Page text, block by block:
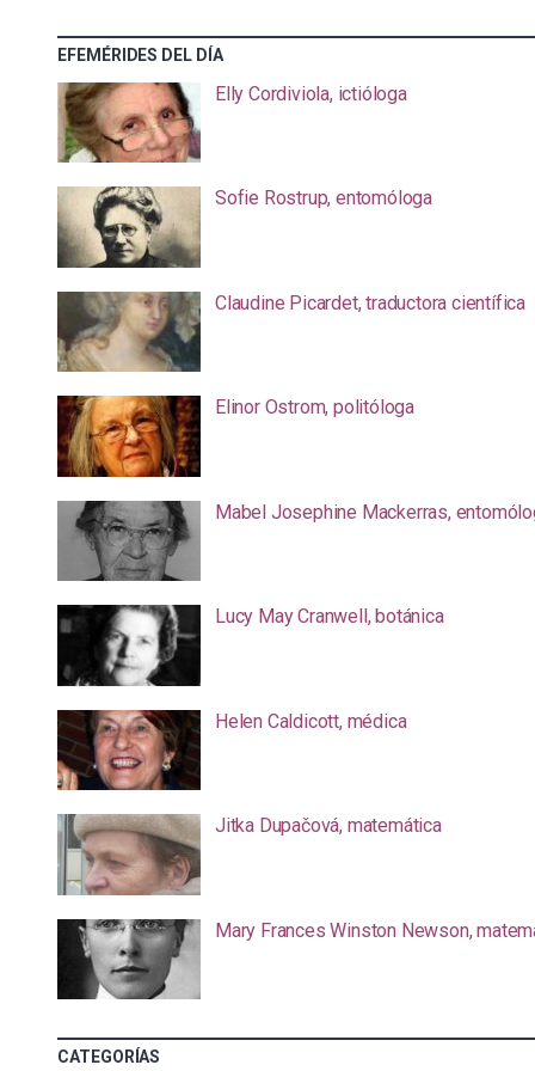
EFEMÉRIDES DEL DÍA
Elly Cordiviola, ictióloga
Sofie Rostrup, entomóloga
Claudine Picardet, traductora científica
Elinor Ostrom, politóloga
Mabel Josephine Mackerras,
Lucy May Cranwell, botánica
Helen Caldicott, médica
Jitka Dupačová, matemática
Mary Frances Winston Newson,
CATEGORÍAS